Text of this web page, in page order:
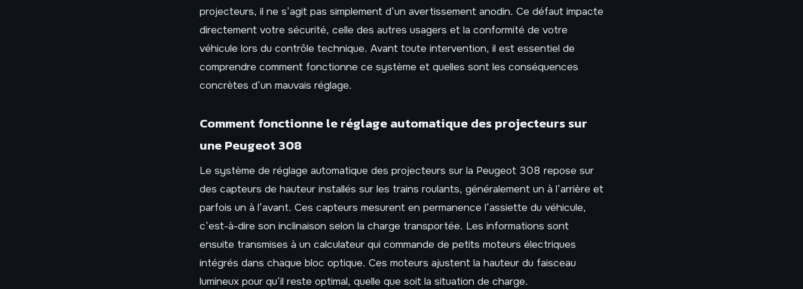
projecteurs, il ne s’agit pas simplement d’un avertissement anodin. Ce défaut impacte
directement votre sécurité, celle des autres usagers et la conformité de votre
véhicule lors du contrôle technique. Avant toute intervention, il est essentiel de
comprendre comment fonctionne ce système et quelles sont les conséquences
concrètes d’un mauvais réglage.
Comment fonctionne le réglage automatique des projecteurs sur
une Peugeot 308
Le système de réglage automatique des projecteurs sur la Peugeot 308 repose sur
des capteurs de hauteur installés sur les trains roulants, généralement un à l’arrière et
parfois un à l’avant. Ces capteurs mesurent en permanence l’assiette du véhicule,
c’est-à-dire son inclinaison selon la charge transportée. Les informations sont
ensuite transmises à un calculateur qui commande de petits moteurs électriques
intégrés dans chaque bloc optique. Ces moteurs ajustent la hauteur du faisceau
lumineux pour qu’il reste optimal, quelle que soit la situation de charge.